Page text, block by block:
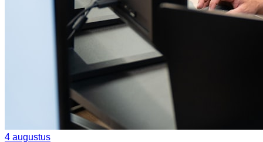
4 augustus